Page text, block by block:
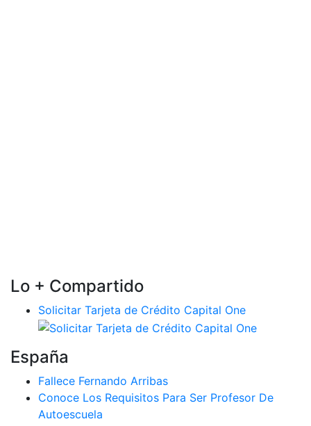
Lo + Compartido
Solicitar Tarjeta de Crédito Capital One
España
Fallece Fernando Arribas
Conoce Los Requisitos Para Ser Profesor De
Autoescuela